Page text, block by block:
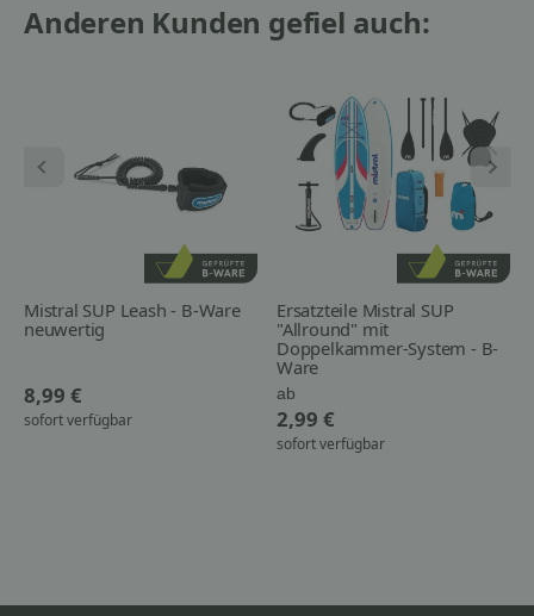
Anderen Kunden gefiel auch:
Mistral SUP Leash - B-Ware
neuwertig
8,99 €
sofort verfügbar
Ersatzteile Mistral SUP
"Allround" mit
Doppelkammer-System - B-
Ware
ab
2,99 €
sofort verfügbar